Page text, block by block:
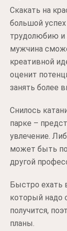
Скакать на
большой успех
трудолюбию и
мужчина
креативной
оценит
занять более
Снилось
парке –
увлечение.
может быть
другой
Быстро ехать
который надо
получится,
планы.